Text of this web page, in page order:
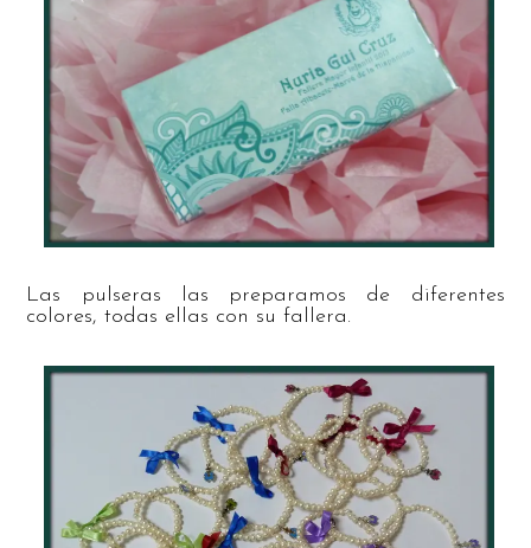
Las pulseras las preparamos de diferentes
colores, todas ellas con su fallera.